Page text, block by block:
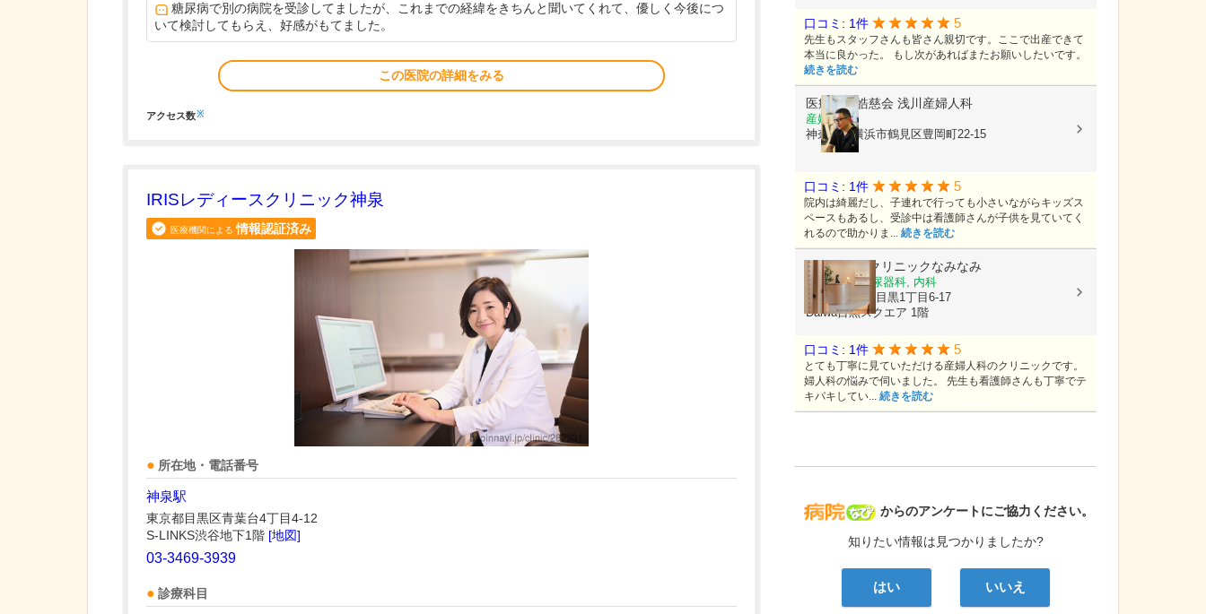
糖尿病で別の病院を受診してましたが、これまでの経緯をきちんと聞いてくれて、優しく今後につ
いて検討してもらえ、好感がもてました。
この医院の詳細をみる
アクセス数※
IRISレディースクリニック神泉
医療機関による 情報認証済み
所在地・電話番号
神泉駅
東京都目黒区青葉台4丁目4-12
S-LINKS渋谷地下1階 [地図]
03-3469-3939
診療科目
病院なび
からのアンケートにご協力ください。
知りたい情報は見つかりましたか?
はい いいえ
口コミ: 1件 5
先生もスタッフさんも皆さん親切です。ここで出産できて
本当に良かった。 もし次があればまたお願いしたいです。
続きを読む
医療法人皓慈会 浅川産婦人科
産婦人科
神奈川県横浜市鶴見区豊岡町22-15
口コミ: 1件 5
院内は綺麗だし、子連れで行っても小さいながらキッズス
ペースもあるし、受診中は看護師さんが子供を見ていてく
れるので助かりま... 続きを読む
レディースクリニックなみなみ
産婦人科, 泌尿器科, 内科
東京都目黒区目黒1丁目6-17
Daiwa目黒スクエア 1階
口コミ: 1件 5
とても丁寧に見ていただける産婦人科のクリニックです。
婦人科の悩みで伺いました。 先生も看護師さんも丁寧でテ
キパキしてい... 続きを読む